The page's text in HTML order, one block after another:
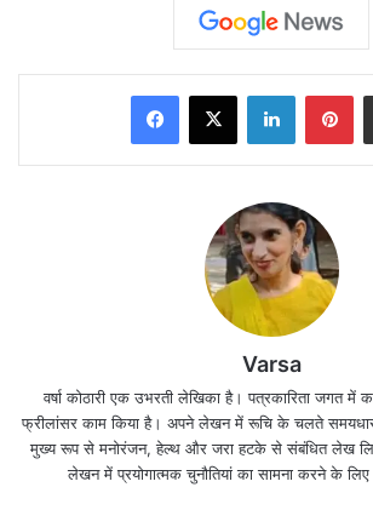
देश में सब्जियों की महंगाई दर 15.41
Varsa
वर्षा कोठारी एक उभरती लेखिका है। पत्रकारिता जगत
फ्रीलांसर काम किया है। अपने लेखन में रूचि के चलते
मुख्य रूप से मनोरंजन, हेल्थ और जरा हटके से संबंधित लेख
लेखन में प्रयोगात्मक चुनौतियां का सामना करने के लिए